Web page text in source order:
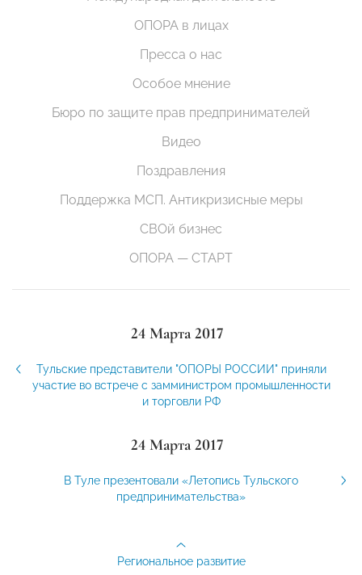
ОПОРА в лицах
Пресса о нас
Особое мнение
Бюро по защите прав предпринимателей
Видео
Поздравления
Поддержка МСП. Антикризисные меры
СВОй бизнес
ОПОРА — СТАРТ
24 Марта 2017
Тульские представители "ОПОРЫ РОССИИ" приняли
участие во встрече с замминистром промышленности
и торговли РФ
24 Марта 2017
В Туле презентовали «Летопись Тульского
предпринимательства»
Региональное развитие